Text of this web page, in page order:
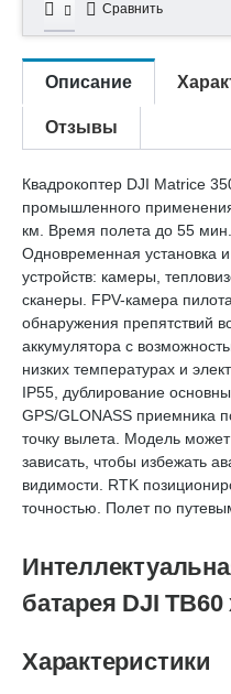
Сравнить
Описание
Отзывы
Квадрокоптер DJI Matrice
промышленного
км. Время полета до 55
Одновременная установка
устройств: камеры,
сканеры. FPV-камера
обнаружения препятствий
аккумулятора с
низких температурах и
IP55, дублирование
GPS/GLONASS приемника
точку вылета. Модель
зависать, чтобы избежать
видимости. RTK
точностью. Полет по
батарея DJI TB60
Характеристики